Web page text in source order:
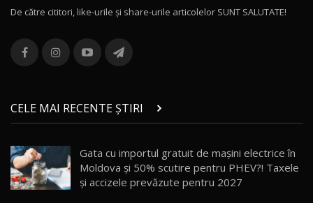
13
combină aventura cu luxul / AutoBlog.MD
36:08
chinez care face lumea să se întoarcă după el
/ AutoBlog.MD
17:27
15 14:37
De către cititori, like-urile şi share-urile articolelor SUNT SALUTATE!
CELE MAI RECENTE ȘTIRI
Gata cu importul gratuit de mașini electrice în
Moldova și 50% scutire pentru PHEV?! Taxele
și accizele prevăzute pentru 2027